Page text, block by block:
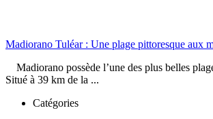
Madiorano Tuléar : Une plage pittoresque aux
Madiorano possède l’une des plus belles
Situé à 39 km de la ...
Catégories